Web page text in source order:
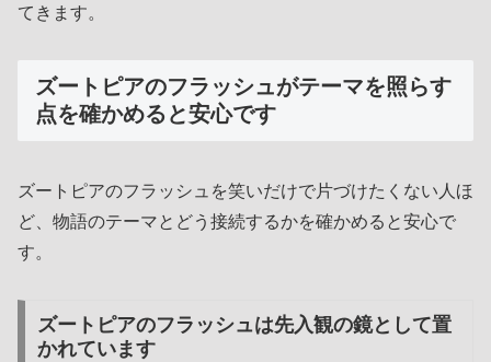
てきます。
ズートピアのフラッシュがテーマを照らす
点を確かめると安心です
ズートピアのフラッシュを笑いだけで片づけたくない人ほ
ど、物語のテーマとどう接続するかを確かめると安心で
す。
ズートピアのフラッシュは先入観の鏡として置
かれています